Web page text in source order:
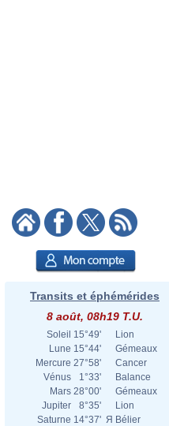
Transits et éphémérides
8 août, 08h19 T.U.
Soleil 15°49'
Lion
Lune 15°44'
Gémeaux
Mercure 27°58'
Cancer
Vénus
1°33'
Balance
Mars 28°00'
Gémeaux
Jupiter
8°35'
Lion
Saturne 14°37' Я Bélier